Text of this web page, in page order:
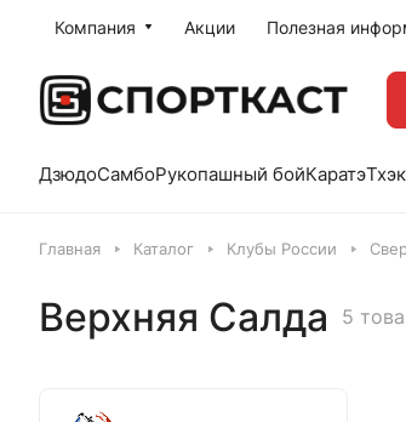
Компания Акции Полезная
ДзюдоСамбоРукопашный бойКаратэ
Главная Каталог Клубы России
Верхняя Салда 5